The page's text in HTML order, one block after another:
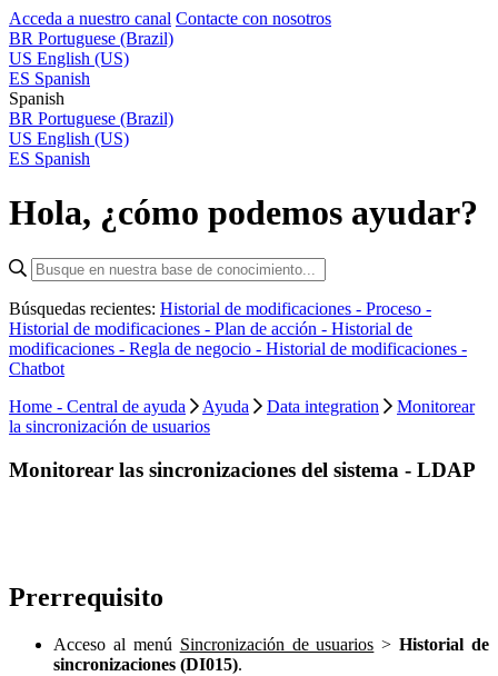
Acceda a nuestro canal Contacte con nosotros
BR Portuguese (Brazil)
US English (US)
ES Spanish
Spanish
BR Portuguese (Brazil)
US English (US)
ES Spanish
Hola, ¿cómo podemos ayudar?
Búsquedas recientes: Historial de modificaciones - Proceso -
Historial de modificaciones - Plan de acción - Historial de
modificaciones - Regla de negocio - Historial de modificaciones -
Chatbot
Home - Central de ayuda
Ayuda Data integration
Monitorear
la sincronización de usuarios
Monitorear las sincronizaciones del sistema - LDAP
Prerrequisito
Acceso al menú Sincronización de usuarios >Historial de
sincronizaciones (DI015).